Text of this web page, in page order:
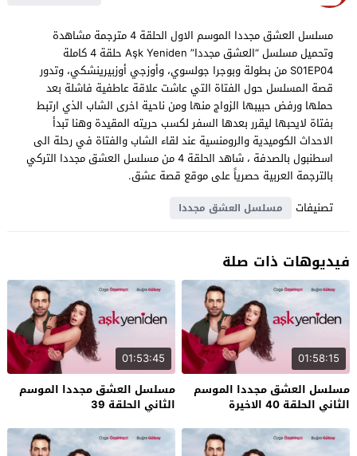
مسلسل العشق مجددا الموسم الاول الحلقة 4 مترجمة مشاهدة
وتحميل مسلسل “العشق مجددا” Aşk Yeniden حلقة 4 كاملة
S01EP04 من بطولة وبوجرا جولسوي، وأوزجي أوزبيرينشكي، وتدور
قصة المسلسل حول الفتاة التي عاشت علاقة عاطفية فاشلة بعد
حملها ورفض حبيبها الزواج منها ومن ناحية اخرى الشاب الذي ارتبط
بفتاة لايحبها ليقرر بعدها السفر لكسب حريته المقيدة وهنا تبدأ
الاحداث الكوميدية والرومنسية عند لقاء الشاب والفتاة في رحلة الى
اسطنبول بالصدفة ، شاهد الحلقة 4 من مسلسل العشق مجددا التركي
بالترجمة العربية حصرياً على موقع قصة عشق.
تصنيفات
مسلسل العشق مجددا
فيديوهات ذات صلة
01:58:15
مسلسل العشق مجددا الموسم
الثاني الحلقة 40 الاخيرة
01:53:45
مسلسل العشق مجددا الموسم
الثاني الحلقة 39